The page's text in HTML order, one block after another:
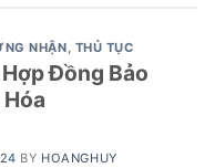
NHẬN, THỦ TỤC
Đồng Bảo
BY HOANGHUY